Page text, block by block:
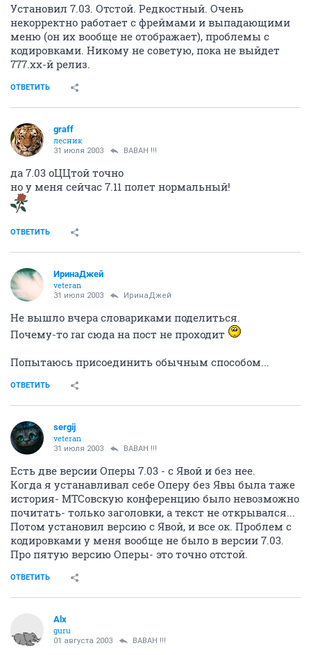
Установил 7.03. Отстой. Редкостный. Очень
некорректно работает с фреймами и выпадающими
меню (он их вообще не отображает), проблемы с
кодировками. Никому не советую, пока не выйдет
777.хх-й релиз.
ОТВЕТИТЬ
graff
лесник
31 июля 2003 BABAH !!!
да 7.03 оЦЦтой точно
но у меня сейчас 7.11 полет нормальный!
ОТВЕТИТЬ
ИринаДжей
veteran
31 июля 2003 ИринаДжей
Не вышло вчера словариками поделиться.
Почему-то rar сюда на пост не проходит
Попытаюсь присоединить обычным способом...
ОТВЕТИТЬ
sergij
veteran
31 июля 2003 BABAH !!!
Есть две версии Оперы 7.03 - с Явой и без нее.
Когда я устанавливал себе Оперу без Явы была таже
история- МТСовскую конференцию было невозможно
почитать- только заголовки, а текст не открывался...
Потом установил версию с Явой, и все ок. Проблем с
кодировками у меня вообще не было в версии 7.03.
Про пятую версию Оперы- это точно отстой.
ОТВЕТИТЬ
Alx
guru
01 августа 2003 BABAH !!!